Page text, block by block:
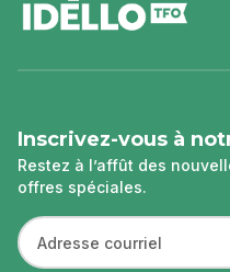
de
page
Inscrivez-vous à
Restez à l’affût des
offres spéciales.